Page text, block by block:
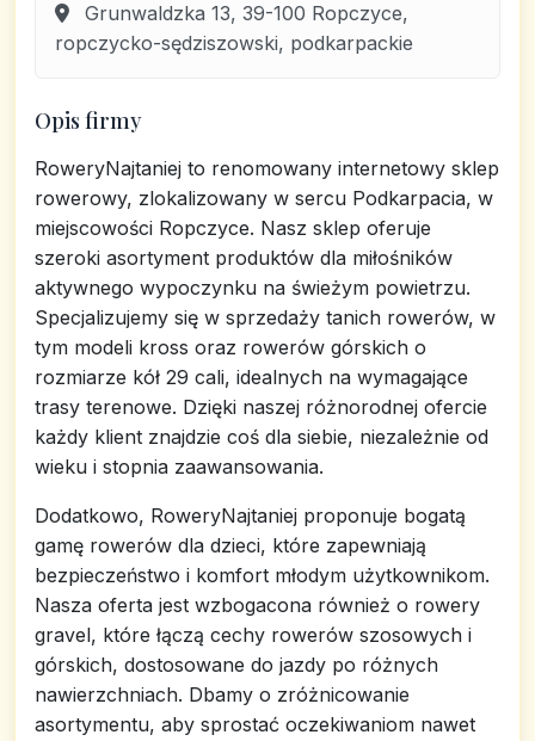
Grunwaldzka 13, 39-100 Ropczyce,
ropczycko-sędziszowski, podkarpackie
Opis firmy
RoweryNajtaniej to renomowany internetowy sklep
rowerowy, zlokalizowany w sercu Podkarpacia, w
miejscowości Ropczyce. Nasz sklep oferuje
szeroki asortyment produktów dla miłośników
aktywnego wypoczynku na świeżym powietrzu.
Specjalizujemy się w sprzedaży tanich rowerów, w
tym modeli kross oraz rowerów górskich o
rozmiarze kół 29 cali, idealnych na wymagające
trasy terenowe. Dzięki naszej różnorodnej ofercie
każdy klient znajdzie coś dla siebie, niezależnie od
wieku i stopnia zaawansowania.
Dodatkowo, RoweryNajtaniej proponuje bogatą
gamę rowerów dla dzieci, które zapewniają
bezpieczeństwo i komfort młodym użytkownikom.
Nasza oferta jest wzbogacona również o rowery
gravel, które łączą cechy rowerów szosowych i
górskich, dostosowane do jazdy po różnych
nawierzchniach. Dbamy o zróżnicowanie
asortymentu, aby sprostać oczekiwaniom nawet